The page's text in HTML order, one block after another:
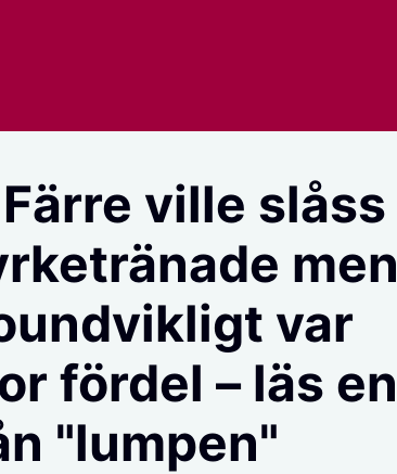
ville slåss
men
var
fördel – läs en
"lumpen"